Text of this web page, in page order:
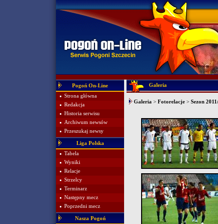
Pogoń On-Line
Strona główna
Redakcja
Historia serwisu
Archiwum newsów
Przeszukaj newsy
Liga Polska
Tabela
Wyniki
Relacje
Strzelcy
Terminarz
Następny mecz
Poprzedni mecz
Nasza Pogoń
Galeria
Galeria > Fotorelacje > Sezon